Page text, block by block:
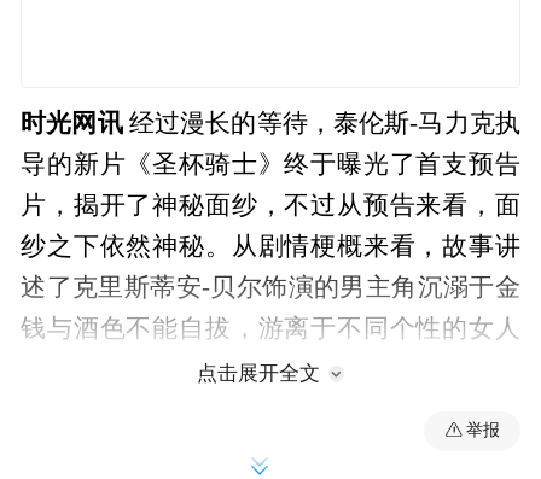
时光网讯经过漫长的等待，泰伦斯-马力克执
导的新片《圣杯骑士》终于曝光了首支预告
片，揭开了神秘面纱，不过从预告来看，面
纱之下依然神秘。从剧情梗概来看，故事讲
述了克里斯蒂安-贝尔饰演的男主角沉溺于金
钱与酒色不能自拔，游离于不同个性的女人
之间，最终得以超脱。影片已经确定入围
单元，并在柏林举行全球首映。
点击展开全文
举报